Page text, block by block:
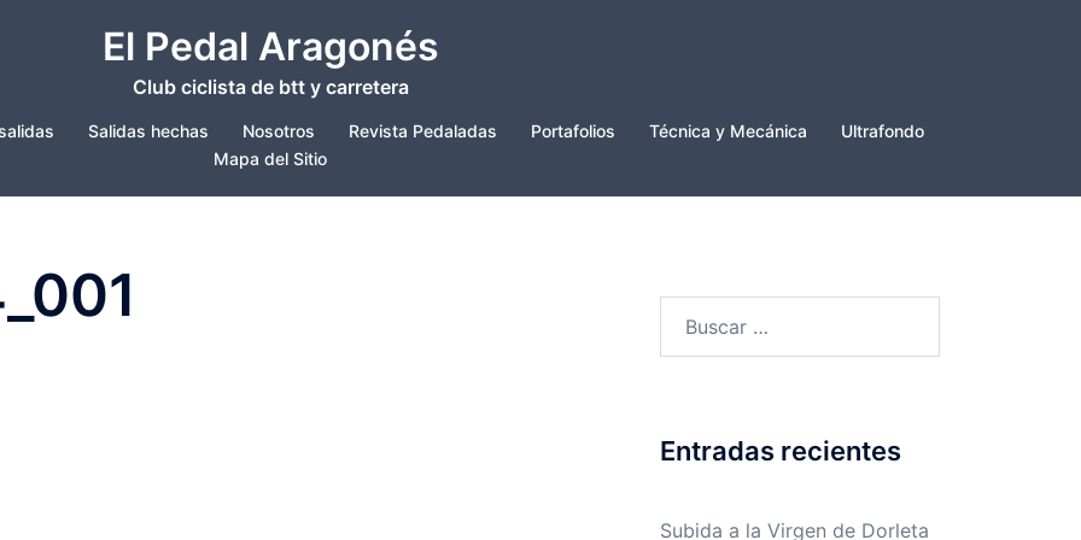
El Pedal Aragonés
Club ciclista de btt y carretera
Salidas hechas Nosotros Revista Pedaladas Portafolios Técnica y Mecánica
Ultrafondo
Mapa del Sitio
Entradas recientes
Subida a la Virgen de Dorleta